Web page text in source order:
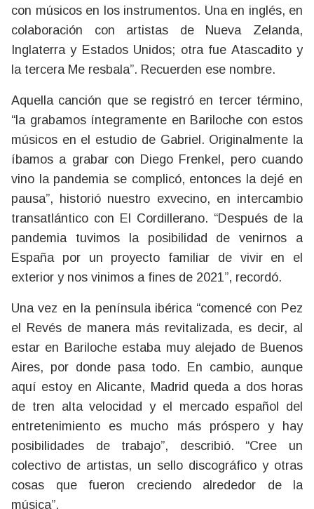
con músicos en los instrumentos. Una en inglés, en
colaboración con artistas de Nueva Zelanda,
Inglaterra y Estados Unidos; otra fue Atascadito y
la tercera Me resbala”. Recuerden ese nombre.
Aquella canción que se registró en tercer término,
“la grabamos íntegramente en Bariloche con estos
músicos en el estudio de Gabriel. Originalmente la
íbamos a grabar con Diego Frenkel, pero cuando
vino la pandemia se complicó, entonces la dejé en
pausa”, historió nuestro exvecino, en intercambio
transatlántico con El Cordillerano. “Después de la
pandemia tuvimos la posibilidad de venirnos a
España por un proyecto familiar de vivir en el
exterior y nos vinimos a fines de 2021”, recordó.
Una vez en la península ibérica “comencé con Pez
el Revés de manera más revitalizada, es decir, al
estar en Bariloche estaba muy alejado de Buenos
Aires, por donde pasa todo. En cambio, aunque
aquí estoy en Alicante, Madrid queda a dos horas
de tren alta velocidad y el mercado español del
entretenimiento es mucho más próspero y hay
posibilidades de trabajo”, describió. “Cree un
colectivo de artistas, un sello discográfico y otras
cosas que fueron creciendo alrededor de la
música”.